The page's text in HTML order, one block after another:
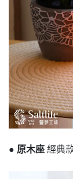
● 原木座 經典